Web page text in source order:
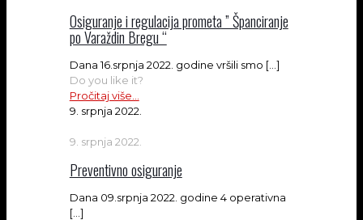
Osiguranje i regulacija prometa ” Španciranje
po Varaždin Bregu “
Dana 16.srpnja 2022. godine vršili smo […]
Do you like it?
Pročitaj više...
9. srpnja 2022.
9. srpnja 2022.
Preventivno osiguranje
Dana 09.srpnja 2022. godine 4 operativna
[…]